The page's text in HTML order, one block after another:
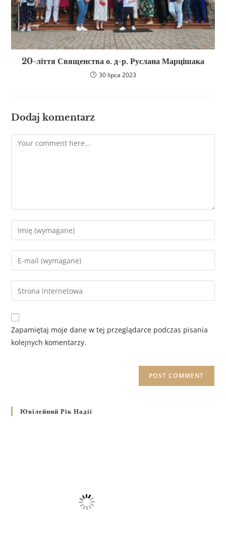
20-ліття Священства о. д-р. Руслана Марцішака
30 lipca 2023
Dodaj komentarz
Zapamiętaj moje dane w tej przeglądarce podczas pisania
kolejnych komentarzy.
Ювілейний Рік Надії